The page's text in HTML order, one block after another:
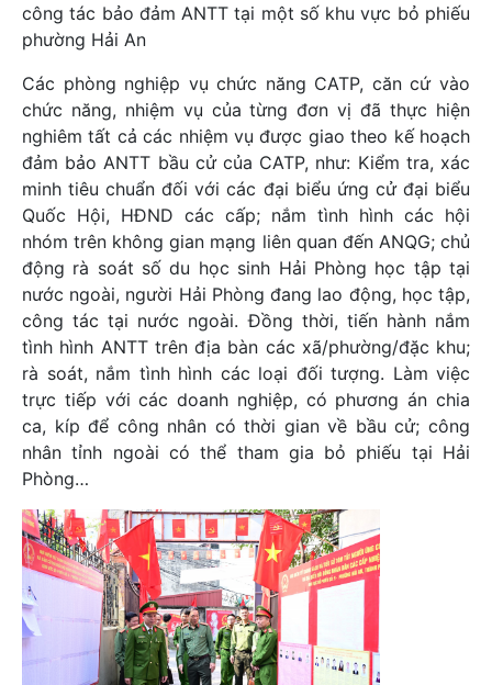
công tác bảo đảm ANTT tại một số khu vực bỏ phiếu
phường Hải An
Các phòng nghiệp vụ chức năng CATP, căn cứ vào
chức năng, nhiệm vụ của từng đơn vị đã thực hiện
nghiêm tất cả các nhiệm vụ được giao theo kế hoạch
đảm bảo ANTT bầu cử của CATP, như: Kiểm tra, xác
minh tiêu chuẩn đối với các đại biểu ứng cử đại biểu
Quốc Hội, HĐND các cấp; nắm tình hình các hội
nhóm trên không gian mạng liên quan đến ANQG; chủ
động rà soát số du học sinh Hải Phòng học tập tại
nước ngoài, người Hải Phòng đang lao động, học tập,
công tác tại nước ngoài. Đồng thời, tiến hành nắm
tình hình ANTT trên địa bàn các xã/phường/đặc khu;
rà soát, nắm tình hình các loại đối tượng. Làm việc
trực tiếp với các doanh nghiệp, có phương án chia
ca, kíp để công nhân có thời gian về bầu cử; công
nhân tỉnh ngoài có thể tham gia bỏ phiếu tại Hải
Phòng…